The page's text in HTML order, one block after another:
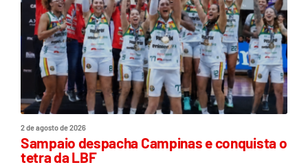
2 de agosto de 2026
Sampaio despacha Campinas e conquista o
tetra da LBF